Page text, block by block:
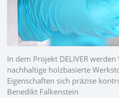
In dem Projekt DELIVER
nachhaltige holzbasierte
Eigenschaften sich präzise
Benedikt Falkenstein